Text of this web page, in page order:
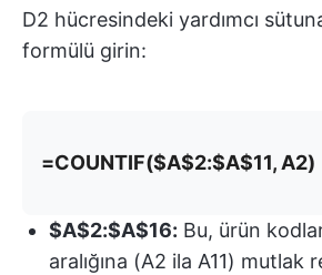
D2 hücresindeki yardımcı
formülü girin:
=COUNTIF($A$2:$A$11, A2)
$A$2:$A$16: Bu, ürün
aralığına (A2 ila A11) mutlak